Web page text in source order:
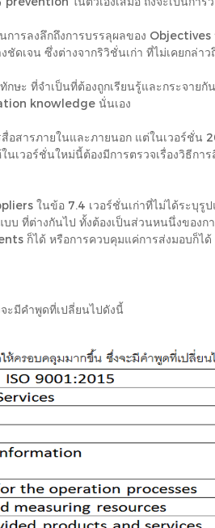
รลงลึกถึงการบรรลุผลของ Objectives
เจน ซึ่งต่างจากริวิชั่นเก่า ที่ไม่เคยกล่าวถึ
ะ ที่จำเป็นที่ต้องถูกเรียนรู้และกระจาย
knowledge นั่นเอง
ารภายในและภายนอก แต่ในเวอร์ชั่น
วอร์ชั่นใหม่นี้ต้องมีการตรวจเรื่องวิธีกา
ในข้อ 7.4 เวอร์ชั่นเก่าที่ไม่ได้ระบุรูป
ต่างกันไป ทั้งต้องเป็นส่วนหนนึ่งของกา
ก็ได้ หรือการควบคุมแค่การส่งมอบก็ได้
ะมีคำพูดที่เปลี่ยนไปดังนี้